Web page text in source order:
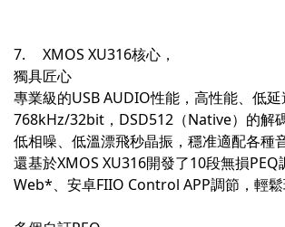
7.
XMOS XU316核心，
獨具匠心
專業級的USB AUDIO性能，高性能、低
768kHz/32bit，DSD512（Native）的解
低相噪、低溫漂飛秒晶振，穩准適配各種
還基於XMOS XU316開發了10段無損
Web*、安卓FIIO Control APP調節，輕鬆